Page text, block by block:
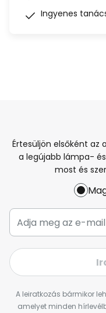
Ingyenes
Értesüljön elsőként az
a legújabb lámpa-
most és
A leiratkozás bármikor
amelyet minden